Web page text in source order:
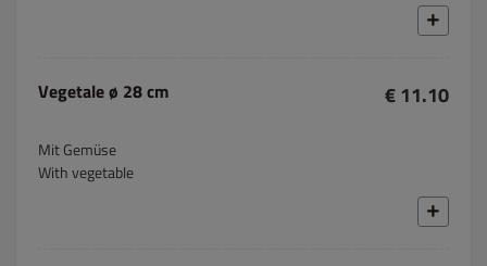
Vegetale ø 28 cm € 11.10
Mit Gemüse
With vegetable